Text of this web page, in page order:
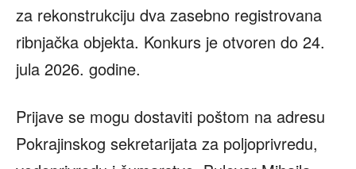
za rekonstrukciju dva zasebno registrovana
ribnjačka objekta. Konkurs je otvoren do 24.
jula 2026. godine.
Prijave se mogu dostaviti poštom na adresu
Pokrajinskog sekretarijata za poljoprivredu,